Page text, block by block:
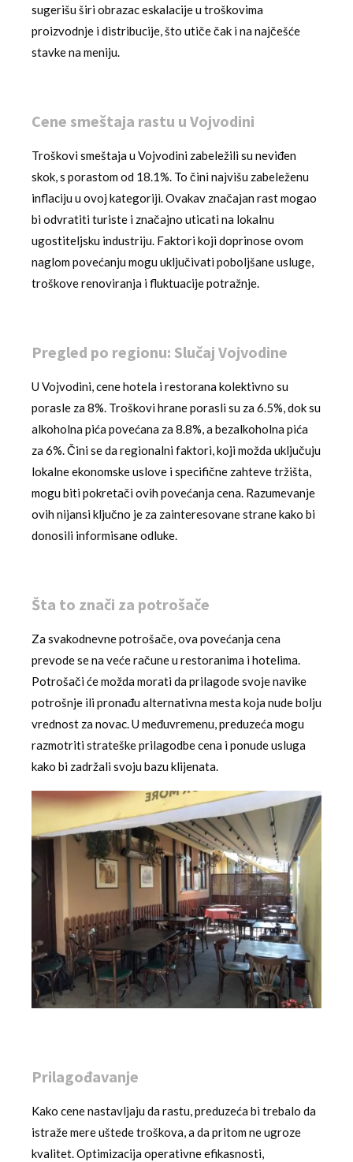
sugerišu širi obrazac eskalacije u troškovima
proizvodnje i distribucije, što utiče čak i na najčešće
stavke na meniju.
Cene smeštaja rastu u Vojvodini
Troškovi smeštaja u Vojvodini zabeležili su neviđen
skok, s porastom od 18.1%. To čini najvišu zabeleženu
inflaciju u ovoj kategoriji. Ovakav značajan rast mogao
bi odvratiti turiste i značajno uticati na lokalnu
ugostiteljsku industriju. Faktori koji doprinose ovom
naglom povećanju mogu uključivati poboljšane usluge,
troškove renoviranja i fluktuacije potražnje.
Pregled po regionu: Slučaj Vojvodine
U Vojvodini, cene hotela i restorana kolektivno su
porasle za 8%. Troškovi hrane porasli su za 6.5%, dok su
alkoholna pića povećana za 8.8%, a bezalkoholna pića
za 6%. Čini se da regionalni faktori, koji možda uključuju
lokalne ekonomske uslove i specifične zahteve tržišta,
mogu biti pokretači ovih povećanja cena. Razumevanje
ovih nijansi ključno je za zainteresovane strane kako bi
donosili informisane odluke.
Šta to znači za potrošače
Za svakodnevne potrošače, ova povećanja cena
prevode se na veće račune u restoranima i hotelima.
Potrošači će možda morati da prilagode svoje navike
potrošnje ili pronađu alternativna mesta koja nude bolju
vrednost za novac. U međuvremenu, preduzeća mogu
razmotriti strateške prilagodbe cena i ponude usluga
kako bi zadržali svoju bazu klijenata.
Prilagođavanje
Kako cene nastavljaju da rastu, preduzeća bi trebalo da
istraže mere uštede troškova, a da pritom ne ugroze
kvalitet. Optimizacija operativne efikasnosti,